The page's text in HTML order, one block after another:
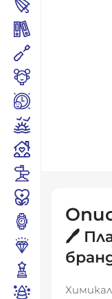
🖊️